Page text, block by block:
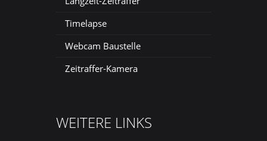
Timelapse
Webcam Baustelle
Zeitraffer-Kamera
WEITERE LINKS